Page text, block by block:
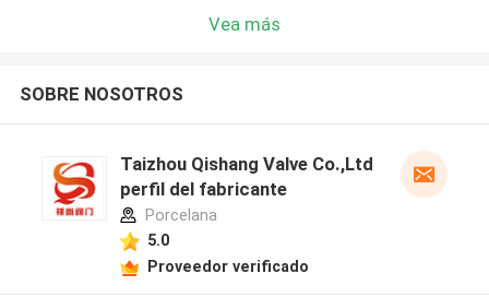
Vea más
SOBRE NOSOTROS
Taizhou Qishang Valve Co.,Ltd
perfil del fabricante
Porcelana
5.0
Proveedor verificado